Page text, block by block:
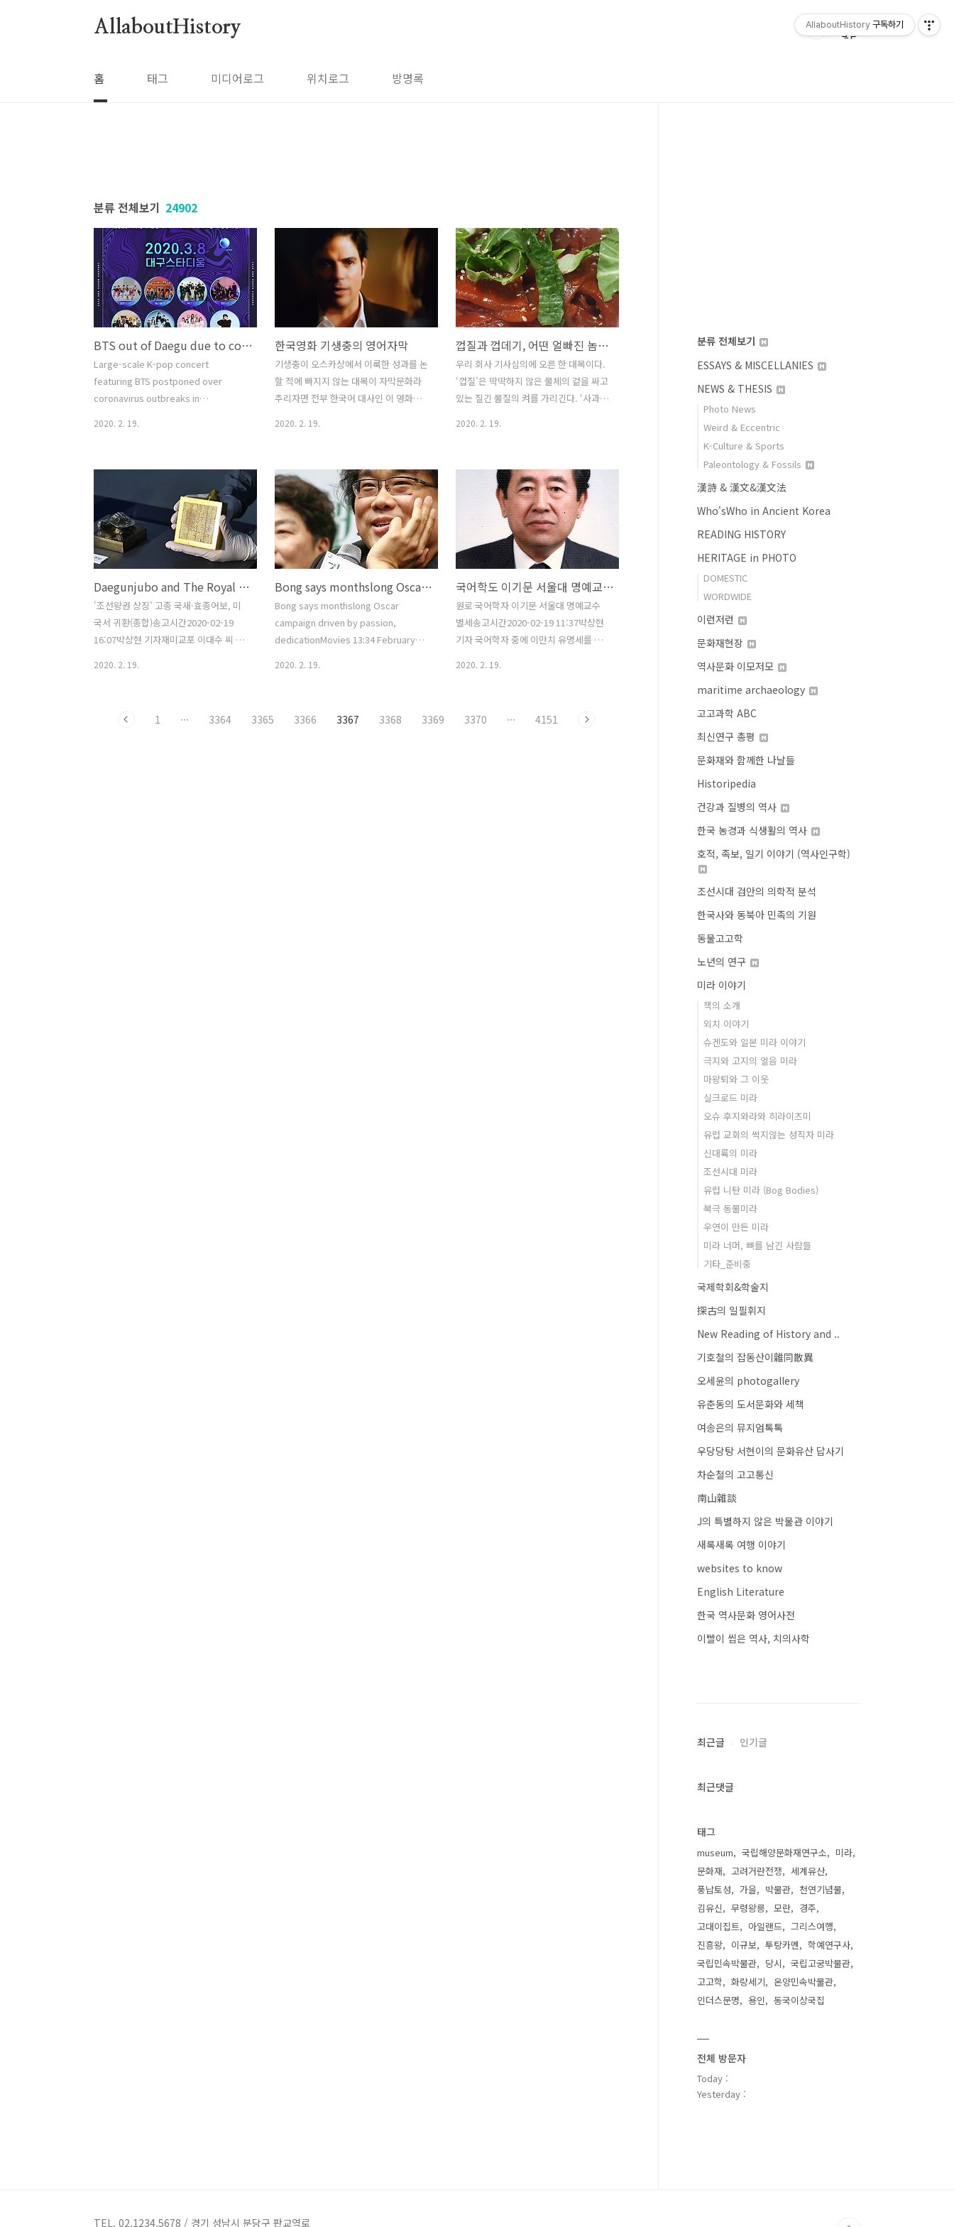
AllaboutHistory
홈 태그 미디어로그 위치로그 방명록
분류 전체보기 24902
BTS out of Daegu due to coronavirus outbreaks
Large-scale K-pop concert
featuring BTS postponed over
coronavirus outbreaks in
featuring BTS and other idol stars
scheduled for early March in Daegu
was postponed Wednesday
following the confirmation of
multiple cases of the novel
coronavirus in the southeastern
city. Broadcasting channel SBS,
the..
2020. 2. 19.
한국영화 기생충의 영어자막
기생충이 오스카상에서 이룩한 성과를 논
할 적에 빠지지 않는 대목이 자막문화라
추리자면 전부 한국어 대사인 이 영화가
흥행가도를 달리는 점이 놀랍단다. 같은
맥락으로 봉준호 발언 중에 이른바 1인치
장벽이 자금 명언으로 인구에 회자하거니
와 미국인은 자막을 싫어한단 말이 맞는
말인가? 나는 일부만 타당하다고 본다. 첫
째 저들은 모국어가 영어고, 그 영어가 작
금 세계를 지배하는 까닭에 자막이 우리
가 영어 텍스트나 대사를 접할 때 느끼는
절박감이 없다. 우리가 영어에 매달리지
저들이 한국어에 매달리겠는가? 자막이
필요없는 문화다. 둘째 저들은 자막 비친
를 깐 주장..
2020. 2. 19.
껍질과 껍데기, 어떤 얼빠진 놈이 만든 규정인가?
우리 회사 기사심의에 오른 한 대목이다.
‘껍질’은 딱딱하지 않은 물체의 겉을 싸고
있는 질긴 물질의 켜를 가리긴다. ‘사과껍
해야 바르다. 껍데기와 껍질을 구분하는
기준은 생물인지, 아닌지와는 관계가 없
다. 겉을 싸고 있는 것이 딱딱한지, 아닌지
로 나눈다. 우리 회사 기사심의를 문제삼
는 게 아니다. 그 심의는 국립국어원이 채
택한 관련 규정에 기반한 것이다. 껍질과
껍데기를 딱딱한지 아닌지로 나눈다? 어
떤 놈이 이따위 썩어빠진 규정을 맹글었
는가? 세종대왕인가? (2013. 2.19)
2020. 2. 19.
Daegunjubo and The Royal Seal of Hyojong Return Home
'조선왕권 상징' 고종 국새·효종어보, 미
국서 귀환(종합)송고시간2020-02-19
16:07박상현 기자재미교포 이대수 씨 기
손잡이는 목 기울어져 Daegunjubo and
2020. 2. 19.
Bong says monthslong Oscar campaign driven by passion, dedication
Bong says monthslong Oscar
campaign driven by passion,
dedicationMovies 13:34 February
the United States was driven by the
2020. 2. 19.
국어학도 이기문 서울대 명예교수 별세
원로 국어학자 이기문 서울대 명예교수
별세송고시간2020-02-19 11:37박상현
기자 국어학자 중에 이만치 유명세를 탄
않을 것이다. 이 세대는 그 자신 의도했건
2020. 2. 19.
1 ··· 3364 3365 3366 3367 3368 3369 3370 ··· 4151
분류 전체보기
ESSAYS & MISCELLANIES
NEWS & THESIS
Photo News
Weird & Eccentric
K-Culture & Sports
Paleontology & Fossils
漢詩 & 漢文&漢文法
Who'sWho in Ancient Korea
READING HISTORY
HERITAGE in PHOTO
DOMESTIC
WORDWIDE
이런저런
문화재현장
역사문화 이모저모
maritime archaeology
고고과학 ABC
최신연구 총평
문화재와 함께한 나날들
Historipedia
건강과 질병의 역사
한국 농경과 식생활의 역사
호적, 족보, 일기 이야기 (역사인구학)
조선시대 검안의 의학적 분석
한국사와 동북아 민족의 기원
동물고고학
노년의 연구
미라 이야기
책의 소개
외치 이야기
슈겐도와 일본 미라 이야기
극지와 고지의 얼음 미라
마왕퇴와 그 이웃
실크로드 미라
오슈 후지와라와 히라이즈미
유럽 교회의 썩지않는 성직자 미라
신대륙의 미라
조선시대 미라
유럽 니탄 미라 (Bog Bodies)
북극 동물미라
우연이 만든 미라
미라 너머, 뼈를 남긴 사람들
기타_준비중
국제학회&학술지
探古의 일필휘지
New Reading of History and ..
기호철의 잡동산이雜同散異
오세윤의 photogallery
유춘동의 도서문화와 세책
여송은의 뮤지엄톡톡
우당당탕 서현이의 문화유산 답사기
차순철의 고고통신
南山雜談
J의 특별하지 않은 박물관 이야기
새록새록 여행 이야기
websites to know
English Literature
한국 역사문화 영어사전
이빨이 씹은 역사, 치의사학
최근글 인기글
최근댓글
태그
museum 국립해양문화재연구소
미라
문화재
고려거란전쟁
세계유산
풍납토성
가을 박물관
천연기념물
김유신
무령왕릉 모란
경주
고대이집트
아일랜드
그리스여행
진흥왕
이규보 투탕카멘
학예연구사
국립민속박물관
당시
국립고궁박물관
고고학
화랑세기
온양민속박물관
인더스문명
용인 동국이상국집
전체 방문자
Today :
Yesterday :
TEL. 02.1234.5678 / 경기 성남시 분당구 판교역로
AllaboutHistory 구독하기